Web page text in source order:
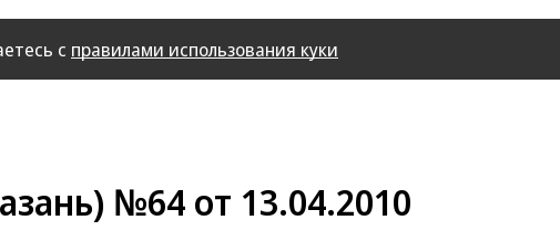
с правилами использования куки
№64 от 13.04.2010